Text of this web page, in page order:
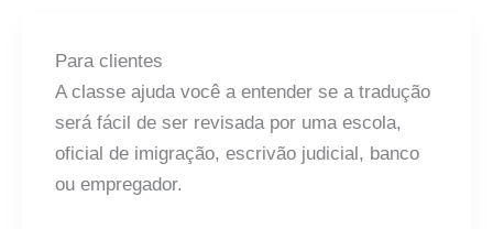
Para clientes
A classe ajuda você a entender se a tradução
será fácil de ser revisada por uma escola,
oficial de imigração, escrivão judicial, banco
ou empregador.